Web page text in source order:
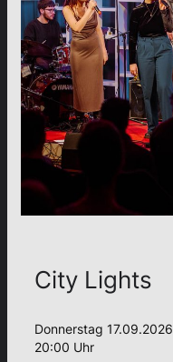
City Lights
Donnerstag 17.09.2026
20:00 Uhr